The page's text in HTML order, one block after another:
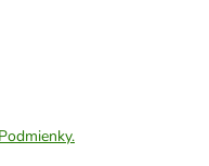
Podmienky.